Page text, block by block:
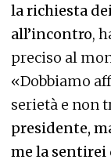
la richiesta
all’incontro,
preciso al
«Dobbiamo
serietà e non
presidente,
me la sentirei